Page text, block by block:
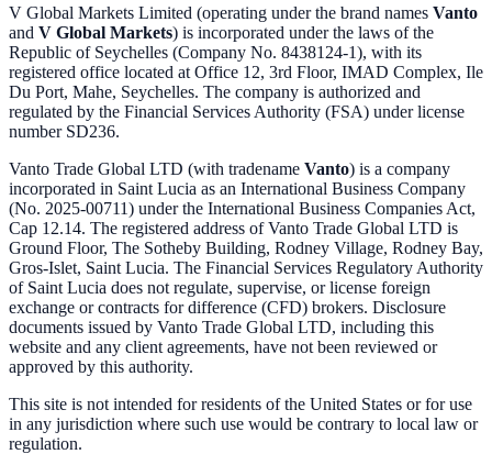
V Global Markets Limited (operating under the brand names Vanto
and V Global Markets) is incorporated under the laws of the
Republic of Seychelles (Company No. 8438124-1), with its
registered office located at Office 12, 3rd Floor, IMAD Complex, Ile
Du Port, Mahe, Seychelles. The company is authorized and
regulated by the Financial Services Authority (FSA) under license
number SD236.
Vanto Trade Global LTD (with tradename Vanto) is a company
incorporated in Saint Lucia as an International Business Company
(No. 2025-00711) under the International Business Companies Act,
Cap 12.14. The registered address of Vanto Trade Global LTD is
Ground Floor, The Sotheby Building, Rodney Village, Rodney Bay,
Gros-Islet, Saint Lucia. The Financial Services Regulatory Authority
of Saint Lucia does not regulate, supervise, or license foreign
exchange or contracts for difference (CFD) brokers. Disclosure
documents issued by Vanto Trade Global LTD, including this
website and any client agreements, have not been reviewed or
approved by this authority.
This site is not intended for residents of the United States or for use
in any jurisdiction where such use would be contrary to local law or
regulation.